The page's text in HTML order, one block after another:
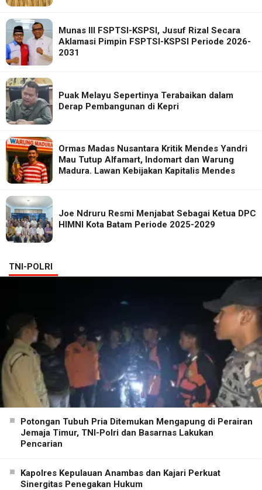
Munas III FSPTSI-KSPSI, Jusuf Rizal Secara
Aklamasi Pimpin FSPTSI-KSPSI Periode 2026-
2031
Puak Melayu Sepertinya Terabaikan dalam
Derap Pembangunan di Kepri
Ormas Madas Nusantara Kritik Mendes Yandri
Mau Tutup Alfamart, Indomart dan Warung
Madura. Lawan Kebijakan Kapitalis Mendes
Joe Ndruru Resmi Menjabat Sebagai Ketua DPC
HIMNI Kota Batam Periode 2025-2029
TNI-POLRI
Potongan Tubuh Pria Ditemukan Mengapung di Perairan
Jemaja Timur, TNI-Polri dan Basarnas Lakukan
Pencarian
Kapolres Kepulauan Anambas dan Kajari Perkuat
Sinergitas Penegakan Hukum